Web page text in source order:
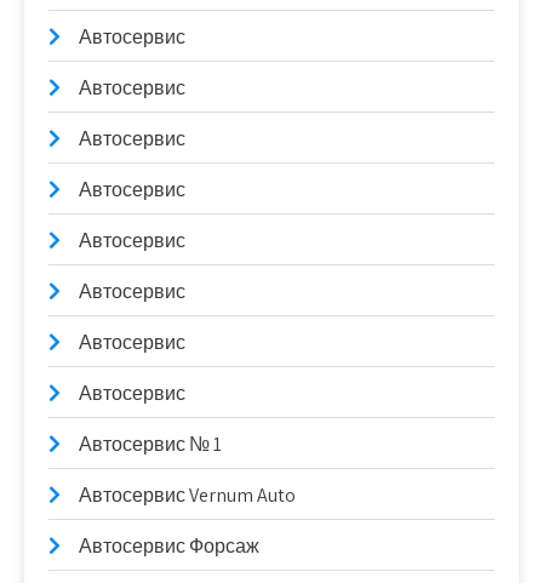
Автосервис
Автосервис
Автосервис
Автосервис
Автосервис
Автосервис
Автосервис
Автосервис
Автосервис № 1
Автосервис Vernum Auto
Автосервис Форсаж